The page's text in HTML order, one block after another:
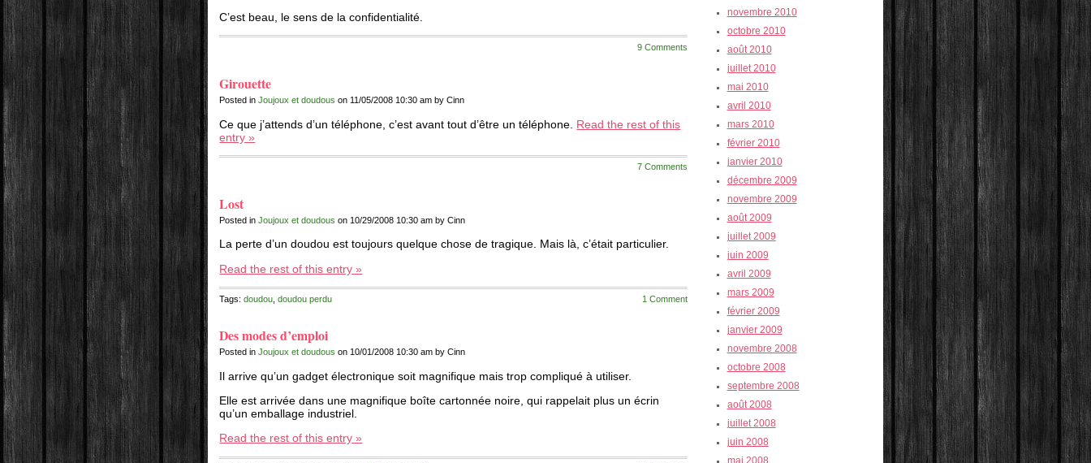
C’est beau, le sens de la confidentialité.
9 Comments
Girouette
Posted inJoujoux et doudous on 11/05/2008 10:30 am by Cinn
Ce que j’attends d’un téléphone, c’est avant tout d’être un téléphone. Read the rest of this
entry »
7 Comments
Lost
Posted inJoujoux et doudous on 10/29/2008 10:30 am by Cinn
La perte d’un doudou est toujours quelque chose de tragique. Mais là, c’était particulier.
Read the rest of this entry »
Tags:doudou ,doudou perdu 1 Comment
Des modes d’emploi
Posted inJoujoux et doudous on 10/01/2008 10:30 am by Cinn
Il arrive qu’un gadget électronique soit magnifique mais trop compliqué à utiliser.
Elle est arrivée dans une magnifique boîte cartonnée noire, qui rappelait plus un écrin
qu’un emballage industriel.
Read the rest of this entry »
novembre 2010
octobre 2010
août 2010
juillet 2010
mai 2010
avril 2010
mars 2010
février 2010
janvier 2010
décembre 2009
novembre 2009
août 2009
juillet 2009
juin 2009
avril 2009
mars 2009
février 2009
janvier 2009
novembre 2008
octobre 2008
septembre 2008
août 2008
juillet 2008
juin 2008
mai 2008